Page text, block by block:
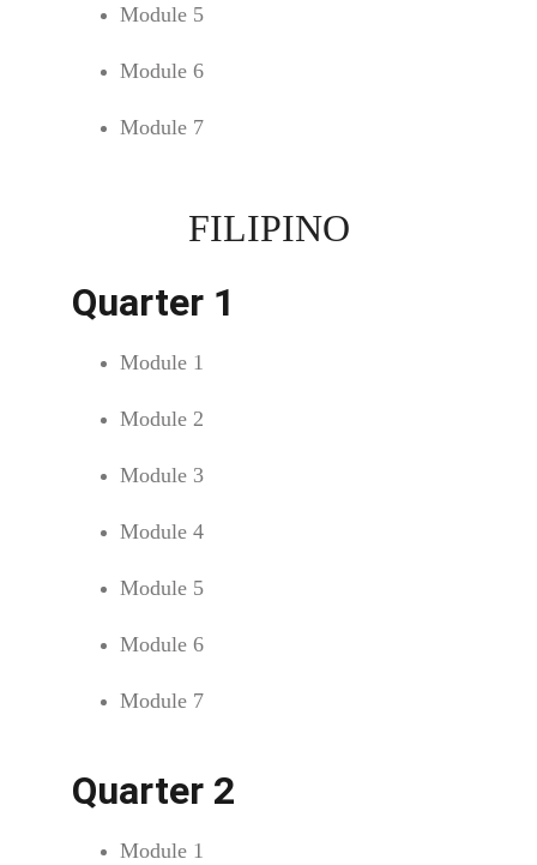
Module 5
Module 6
Module 7
FILIPINO
Quarter 1
Quarter 2
Module 1
Module 2
Module 3
Module 4
Module 5
Module 6
Module 7
Module 1